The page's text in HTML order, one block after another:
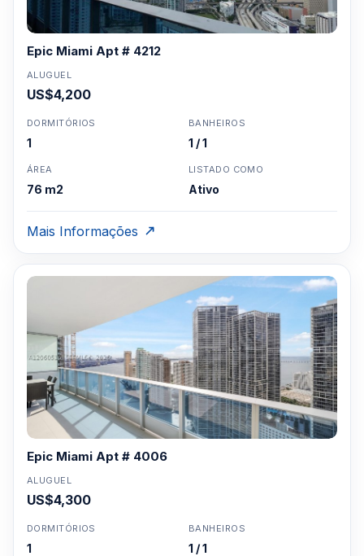
Epic Miami Apt # 4212
ALUGUEL
US$4,200
DORMITÓRIOS
1
BANHEIROS
1 / 1
ÁREA
76 m2
LISTADO COMO
Ativo
Mais Informações
Epic Miami Apt # 4006
ALUGUEL
US$4,300
DORMITÓRIOS
1
BANHEIROS
1 / 1